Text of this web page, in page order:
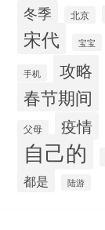
冬季 北京
宋代 宝宝
手机 攻略
春节期间
父母 疫情
自己的
都是 陆游